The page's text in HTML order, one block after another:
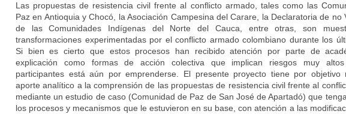
Las propuestas de resistencia civil frente al conflicto armado, tales como las
Paz en Antioquia y Chocó, la Asociación Campesina del Carare, la Declaratoria de no
de las Comunidades Indígenas del Norte del Cauca, entre otras, son
transformaciones experimentadas por el conflicto armado colombiano durante los
Si bien es cierto que estos procesos han recibido atención por parte de
explicación como formas de acción colectiva que implican riesgos muy
participantes está aún por emprenderse. El presente proyecto tiene por objetivo
aporte analítico a la comprensión de las propuestas de resistencia civil frente al
mediante un estudio de caso (Comunidad de Paz de San José de Apartadó) que
los procesos y mecanismos que le estuvieron en su base, con atención a las